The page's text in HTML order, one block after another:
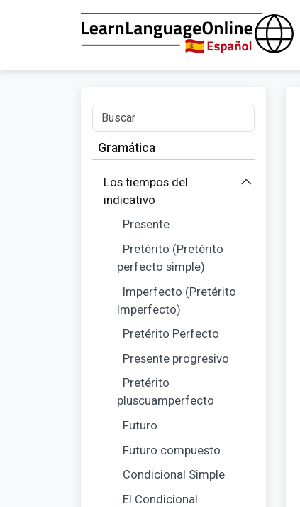
Gramática
Los tiempos del
indicativo
Presente
Pretérito (Pretérito
perfecto simple)
Imperfecto (Pretérito
Imperfecto)
Pretérito Perfecto
Presente progresivo
Pretérito
pluscuamperfecto
Futuro
Futuro compuesto
Condicional Simple
El Condicional